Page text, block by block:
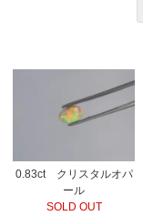
0.83ct クリスタルオパ
ール
SOLD OUT